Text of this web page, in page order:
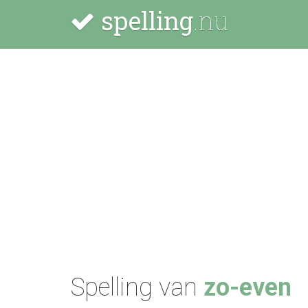
spelling.nu
Spelling van zo-even